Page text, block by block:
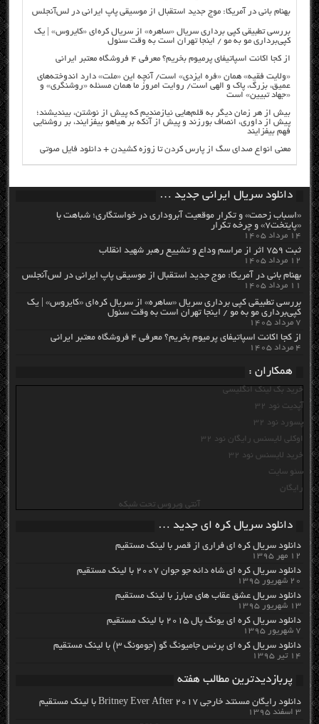
بهنام بانی در آمریکا: موج جدید استقبال از موسیقی پاپ ایرانی در لس‌آنجلس
بررسی تطبیقی کپی برداری سریال «ساهره» از سریال کره‌ای «کایروس» | یک
کپی‌برداری مو به مو / اینجا تهران است به وقت سئول
از کجا اکانت اسپاتیفای پرمیوم بخریم؟ معرفی ۴ فروشگاه معتبر ایرانی
«ولایت فقیه» همان «فره ایزدی» است/ آنچه این «ملت» دارد اندوخته‌های
عمیق، بزرگ، پاک و الهی است/ روایت امروز ما همان مسئله «روشنگری» و
«جهاد تبیین» است
بیش از هر زمان دیگر به قلم‌هایی نیازمندیم که پیش از نوشتن، بیندیشند؛
پیش از داوری، انصاف بورزند و پیش از آنکه بر هیاهو بیفزایند، بر روشنایی
فهم بیفزایند
معنی انواع صدای سگ از پارس کردن تا زوزه کشیدن + دانلود فایل صوتی
دانلود سریال ایرانی جدید …
«اسباب زحمت» و تکرار موقعیت آبروداری در خواستگاری؛ شباهت با
«پایتخت۷» و چرخه تکرار
۱۴ مرداد ۱۴۰۵
ثبت ۷۵۹ اثر از مراسم وداع و تشییع رهبر شهید انقلاب
۱۲ مرداد ۱۴۰۵
بهنام بانی در آمریکا: موج جدید استقبال از موسیقی پاپ ایرانی در لس‌آنجلس
۱۱ مرداد ۱۴۰۵
بررسی تطبیقی کپی برداری سریال «ساهره» از سریال کره‌ای «کایروس» | یک
کپی‌برداری مو به مو / اینجا تهران است به وقت سئول
۷ مرداد ۱۴۰۵
از کجا اکانت اسپاتیفای پرمیوم بخریم؟ معرفی ۴ فروشگاه معتبر ایرانی
۴ مرداد ۱۴۰۵
همکاران :
خرید بک لینک انگلیسی
آپدیت نود 32
پسورد نود 32
اوکلی لایسنس رایگان نود 32
خرید لایسنس نود 32
سئو سایت
رایگان
آنتی ویروس تحت شبکه
دانلود سریال کره ای جدید …
دانلود سریال کره ای فراری از قصر با لینک مستقیم
۱۲ مهر ۱۳۹۵
دانلود سریال کره ای شاه دائه جو جوان ۲۰۰۷ با لینک مستقیم
۲۰ شهریور ۱۳۹۵
دانلود سریال عشق عقاب های مبارز با لینک مستقیم
۱۳ شهریور ۱۳۹۵
دانلود سریال کره ای یونگ پال ۲۰۱۵ با لینک مستقیم
۷ شهریور ۱۳۹۵
دانلود سریال کره ای پرنس جامیونگ گو (جومونگ ۳) با لینک مستقیم
۱۴ تیر ۱۳۹۵
پربازدیدترین مطالب هفته
دانلود رایگان مسنتد خارجی Britney Ever After 2017 با لینک مستقیم
۳ اسفند ۱۳۹۵